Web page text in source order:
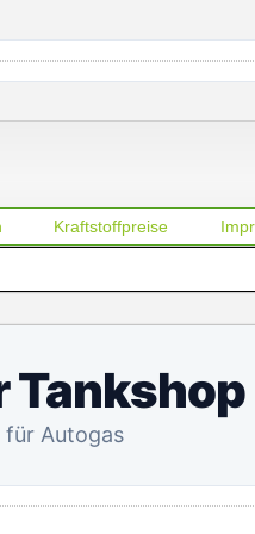
Kraftstoffpreise
Tankshop
für Autogas